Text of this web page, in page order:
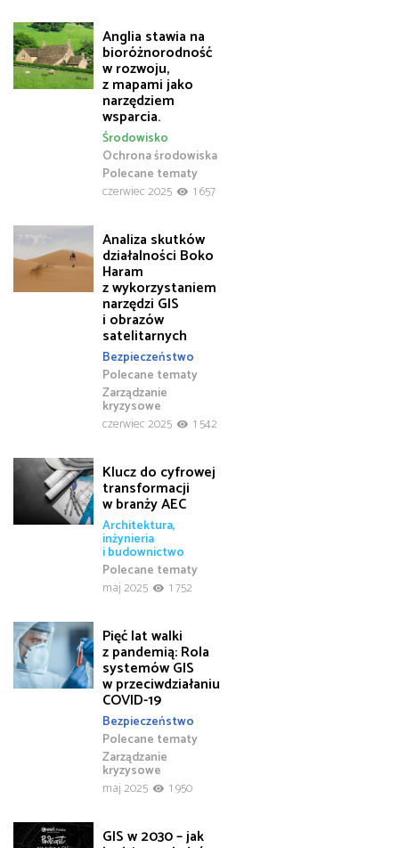
Anglia stawia na
bioróżnorodność
w rozwoju,
z mapami jako
narzędziem
wsparcia.
Ochrona środowiska
Polecane tematy
Środowisko
czerwiec 2025 1 657
Analiza skutków
działalności Boko
Haram
z wykorzystaniem
narzędzi GIS
i obrazów
satelitarnych
Bezpieczeństwo
Polecane tematy
Zarządzanie
kryzysowe
czerwiec 2025
1 542
Klucz do cyfrowej
transformacji
w branży AEC
Architektura,
inżynieria
i budownictwo
Polecane tematy
maj 2025
1 752
Pięć lat walki
z pandemią: Rola
systemów GIS
w przeciwdziałaniu
COVID-19
Bezpieczeństwo
Polecane tematy
Zarządzanie
kryzysowe
maj 2025
1 950
GIS w 2030 – jak